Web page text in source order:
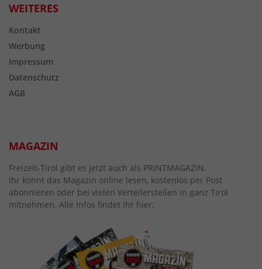
WEITERES
Kontakt
Werbung
Impressum
Datenschutz
AGB
MAGAZIN
Freizeit-Tirol gibt es jetzt auch als PRINTMAGAZIN.
Ihr könnt das Magazin online lesen, kostenlos per Post
abonnieren oder bei vielen Verteilerstellen in ganz Tirol
mitnehmen. Alle Infos findet ihr hier: